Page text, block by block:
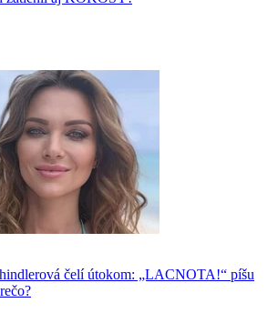
čelí útokom: „LACNOTA!“ píšu